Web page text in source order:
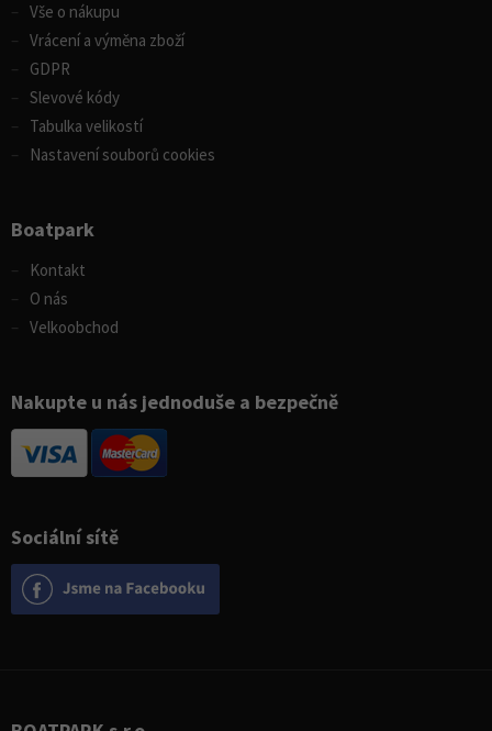
Sociální sítě
Vše o nákupu
Vrácení a výměna zboží
GDPR
Slevové kódy
Tabulka velikostí
Nastavení souborů cookies
Boatpark
Kontakt
O nás
Velkoobchod
Nakupte u nás jednoduše a bezpečně